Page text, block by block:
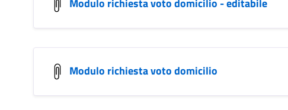
Modulo richiesta voto domicilio